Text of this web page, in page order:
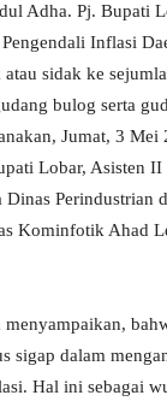
Adha. Pj. Bupati
Inflasi
sidak ke
bulog serta
Jumat, 3 Mei
Lobar, Asisten
Perindustrian
Kominfotik Ahad
sigap dalam
Hal ini sebagai